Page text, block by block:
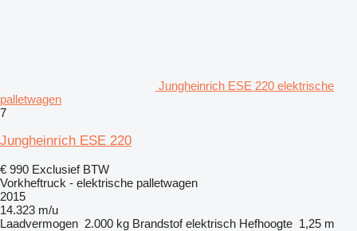
Jungheinrich ESE 220 elektrische
palletwagen
7
Jungheinrich ESE 220
€ 990 Exclusief BTW
Vorkheftruck - elektrische palletwagen
2015
14.323 m/u
Laadvermogen 2.000 kg Brandstof elektrisch Hefhoogte 1,25 m